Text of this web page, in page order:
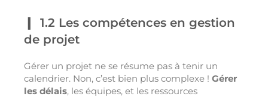
1.2 Les compétences en gestion
de projet
Gérer un projet ne se résume pas à tenir un
calendrier. Non, c’est bien plus complexe ! Gérer
les délais, les équipes, et les ressources